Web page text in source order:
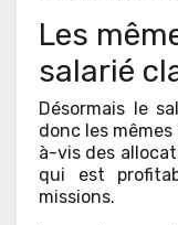
Les
salarié
Désormais le
donc les
à-vis des
qui est
missions.